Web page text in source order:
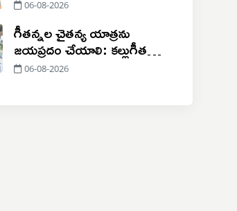
06-08-2026
గీతన్నల చైతన్య యాత్రను
జయప్రదం చేయాలి: కల్లుగీత
కార్మిక సంఘం
06-08-2026